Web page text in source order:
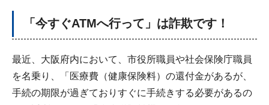
「今すぐATMへ行って」は詐欺です！
最近、大阪府内において、市役所職員や社会保険庁職員
を名乗り、「医療費（健康保険料）の還付金があるが、
手続の期限が過ぎておりすぐに手続きする必要があるの